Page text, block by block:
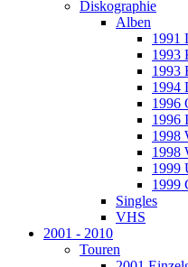
Diskographie
Alben
1991
1993
1993
1994
1996
1996
1998
1998
1999
1999
Singles
VHS
2001 - 2010
Touren